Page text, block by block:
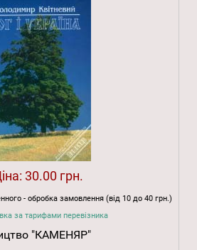
30.00 грн.
- обробка замовлення (від 10 до 40 грн.)
за тарифами перевізника
"КАМЕНЯР"